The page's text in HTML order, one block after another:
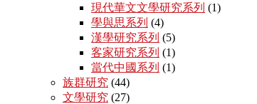
現代華文文學研究系列 (1)
學與思系列 (4)
漢學研究系列 (5)
客家研究系列 (1)
當代中國系列 (1)
族群研究 (44)
文學研究 (27)